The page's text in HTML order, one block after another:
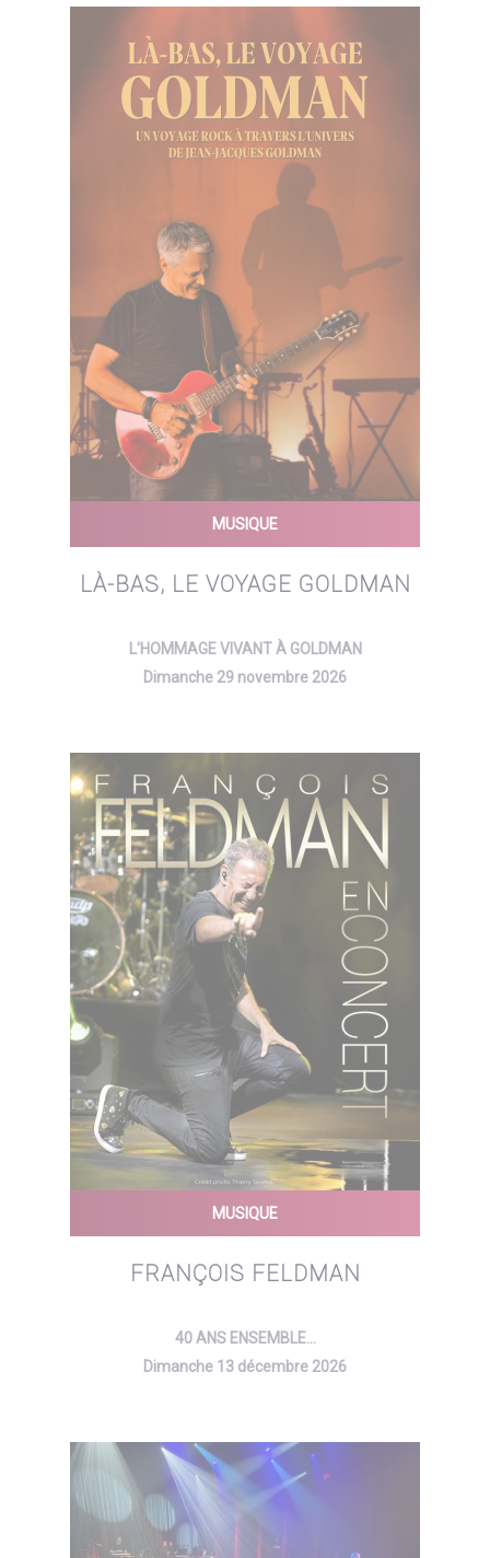
MUSIQUE
LÀ-BAS, LE VOYAGE GOLDMAN
L'HOMMAGE VIVANT À GOLDMAN
Dimanche 29 novembre 2026
MUSIQUE
FRANÇOIS FELDMAN
40 ANS ENSEMBLE...
Dimanche 13 décembre 2026